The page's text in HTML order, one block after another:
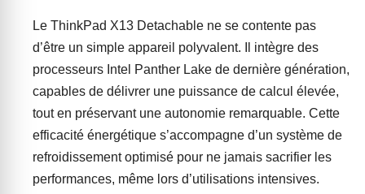
Le ThinkPad X13 Detachable ne se contente pas
d’être un simple appareil polyvalent. Il intègre des
processeurs Intel Panther Lake de dernière génération,
capables de délivrer une puissance de calcul élevée,
tout en préservant une autonomie remarquable. Cette
efficacité énergétique s’accompagne d’un système de
refroidissement optimisé pour ne jamais sacrifier les
performances, même lors d’utilisations intensives.